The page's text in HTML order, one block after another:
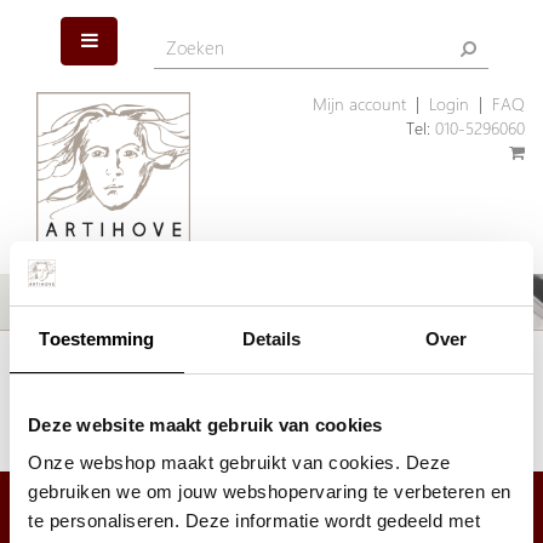
Toestemming Details Over
Deze website maakt gebruik van cookies
Onze webshop maakt gebruikt van cookies. Deze
gebruiken we om jouw webshopervaring te verbeteren en
te personaliseren. Deze informatie wordt gedeeld met
Mijn account| Login
FAQ
Tel: 010-5296060
Het artikel dat u zoekt is helaas niet meer aanwezig. Wellicht kunnen
Klik hier om ons assortiment geschenken te bekijken.